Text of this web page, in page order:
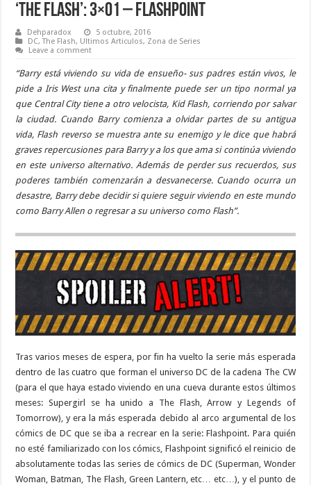
‘The Flash’: 3×01 – Flashpoint
Dehparadox
5 octubre, 2016
DC,The Flash, Ultimos Articulos, Zona de Series
Leave a comment
“Barry está viviendo su vida de ensueño- sus padres están vivos, le
pide a Iris West una cita y finalmente puede ser un tipo normal ya
que Central City tiene a otro velocista, Kid Flash, corriendo por salvar
la ciudad. Cuando Barry comienza a olvidar partes de su antigua
vida, Flash reverso se muestra ante su enemigo y le dice que habrá
graves repercusiones para Barry y a los que ama si continúa viviendo
en este universo alternativo. Además de perder sus recuerdos, sus
poderes también comenzarán a desvanecerse. Cuando ocurra un
desastre, Barry debe decidir si quiere seguir viviendo en este mundo
como Barry Allen o regresar a su universo como Flash”.
Tras varios meses de espera, por fin ha vuelto la serie más esperada
dentro de las cuatro que forman el universo DC de la cadena The CW
(para el que haya estado viviendo en una cueva durante estos últimos
meses: Supergirl se ha unido a The Flash, Arrow y Legends of
Tomorrow), y era la más esperada debido al arco argumental de los
cómics de DC que se iba a recrear en la serie: Flashpoint. Para quién
no esté familiarizado con los cómics, Flashpoint significó el reinicio de
absolutamente todas las series de cómics de DC (Superman, Wonder
Woman, Batman, The Flash, Green Lantern, etc… etc…), y el punto de